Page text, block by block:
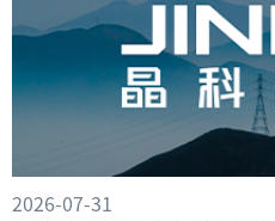
2026-07-31